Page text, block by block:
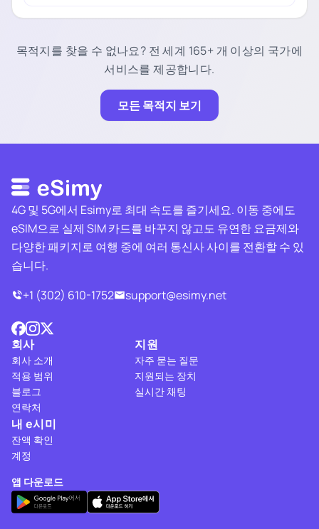
목적지를 찾을 수 없나요? 전 세계 165+ 개 이상의 국가에
서비스를 제공합니다.
모든 목적지 보기
4G 및 5G에서 Esimy로 최대 속도를 즐기세요. 이동 중에도
eSIM으로 실제 SIM 카드를 바꾸지 않고도 유연한 요금제와
다양한 패키지로 여행 중에 여러 통신사 사이를 전환할 수 있
습니다.
+1 (302) 610-1752
support@esimy.net
회사
회사 소개
적용 범위
블로그
연락처
지원
자주 묻는 질문
지원되는 장치
실시간 채팅
내 e시미
잔액 확인
계정
앱 다운로드